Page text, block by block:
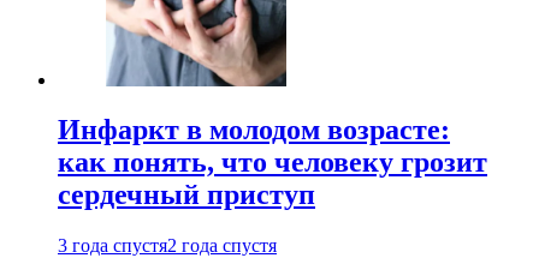
Инфаркт в молодом возрасте:
как понять, что человеку грозит
сердечный приступ
3 года спустя2 года спустя